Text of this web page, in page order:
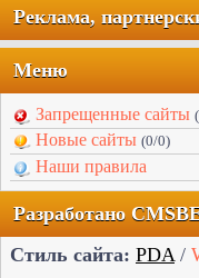
Реклама,
Меню
Запрещенные сайты
Новые сайты (0/0)
Наши правила
Разработано
Стиль сайта: PDA/